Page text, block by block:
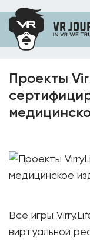
Проекты
Все игры
виртуальной